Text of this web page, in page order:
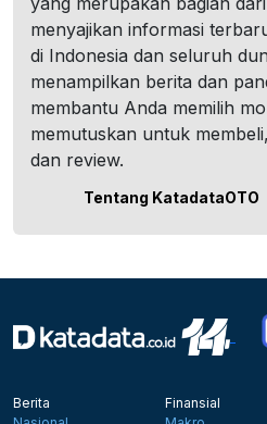
menyajikan informasi
di Indonesia dan seluruh
menampilkan berita dan
membantu Anda memilih
memutuskan untuk
dan review.
Tentang KatadataOTO
Berita
Finansial